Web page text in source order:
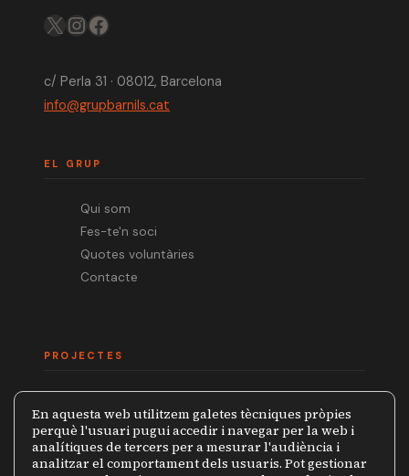
X IGFB
c/ Perla 31 · 08012, Barcelona
info@grupbarnils.cat
EL GRUP
Qui som
Fes-te'n soci
Quotes voluntàries
Contacte
PROJECTES
Premi Ramon Barnils
Col·lecció Periodistes
Mapa de la Censura
En aquesta web utilitzem galetes tècniques pròpies
perquè l'usuari pugui accedir i navegar per la web i
analítiques de tercers per a mesurar l'audiència i
analitzar el comportament dels usuaris. Pot gestionar